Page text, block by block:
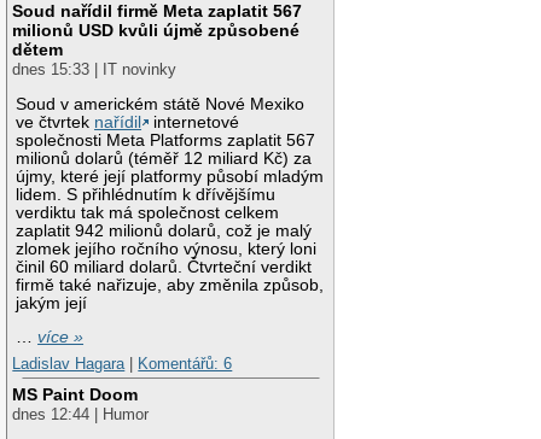
Soud nařídil firmě Meta zaplatit 567
milionů USD kvůli újmě způsobené
dětem
dnes 15:33 | IT novinky
Soud v americkém státě Nové Mexiko
ve čtvrtek nařídil
internetové
společnosti Meta Platforms zaplatit 567
milionů dolarů (téměř 12 miliard Kč) za
újmy, které její platformy působí mladým
lidem. S přihlédnutím k dřívějšímu
verdiktu tak má společnost celkem
zaplatit 942 milionů dolarů, což je malý
zlomek jejího ročního výnosu, který loni
činil 60 miliard dolarů. Čtvrteční verdikt
firmě také nařizuje, aby změnila způsob,
jakým její
…více »
Ladislav Hagara
Komentářů: 6
MS Paint Doom
dnes 12:44 | Humor